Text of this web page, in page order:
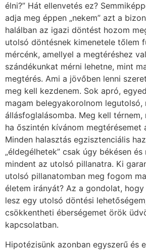
élni?” Hát ellenvetés ez?
adja meg éppen „nekem” azt a
halálban az igazi döntést hozom
utolsó döntésnek kimenetele tőlem
mércénk, amellyel a megtéréshez
szándékunkat mérni lehetne, mint
megtérés. Ami a jövőben lenni
meg kell kezdenem. Sok apró,
magam belegyakorolnom legutolsó,
állásfoglalásomba. Meg kell térnem,
ha őszintén kívánom megtérésemet
Minden halasztás egzisztenciális
„éldegélhetek” csak úgy békésen
mindent az utolsó pillanatra. Ki
utolsó pillanatomban meg fogom
életem irányát? Az a gondolat, hogy
lesz egy utolsó döntési
csökkentheti éberségemet örök
kapcsolatban.
Hipotézisünk azonban egyszerű és